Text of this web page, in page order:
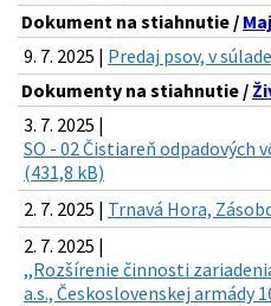
Dokument na stiahnutie /
9. 7. 2025 | Predaj psov, v
Dokumenty na stiahnutie /
3. 7. 2025 |
SO - 02 Čistiareň odpadových
(431,8 kB)
2. 7. 2025 | Trnavá Hora,
2. 7. 2025 |
,,Rozšírenie činnosti
a.s., Československej armády